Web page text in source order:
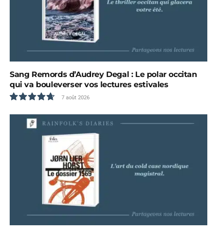
Sang Remords d’Audrey Degal : Le polar occitan
qui va bouleverser vos lectures estivales
9.5
7 août 2026